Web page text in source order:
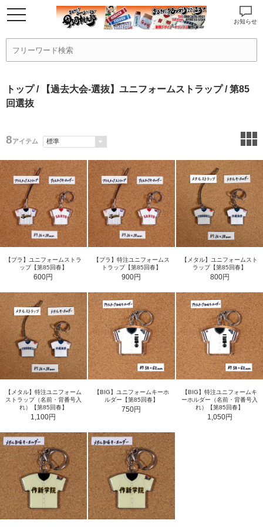
お知らせ
トップ/ 【過去大会-選抜】ユニフォームストラップ/ 第85
回選抜
8アイテム
【プラ】ユニフォームストラ
ップ【第85回春】
600円
【プラ】特注ユニフォームス
トラップ【第85回春】
900円
【メタル】ユニフォームスト
ラップ【第85回春】
800円
【メタル】特注ユニフォーム
ストラップ（名前・背番号入
れ）【第85回春】
1,100円
【BIG】ユニフォームキーホ
ルダー【第85回春】
750円
【BIG】特注ユニフォームキ
ーホルダー（名前・背番号入
れ）【第85回春】
1,050円